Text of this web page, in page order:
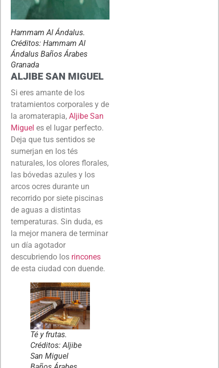
Hammam Al Ándalus.
Créditos: Hammam Al
Ándalus Baños Árabes
Granada
ALJIBE SAN MIGUEL
Si eres amante de los
tratamientos corporales y de
la aromaterapia, Aljibe San
Miguel es el lugar perfecto.
Deja que tus sentidos se
sumerjan en los tés
naturales, los olores florales,
las bóvedas azules y los
arcos ocres durante un
recorrido por siete piscinas
de aguas a distintas
temperaturas. Sin duda, es
la mejor manera de terminar
un día agotador
descubriendo los rincones
de esta ciudad con duende.
Té y frutas.
Créditos: Aljibe
San Miguel